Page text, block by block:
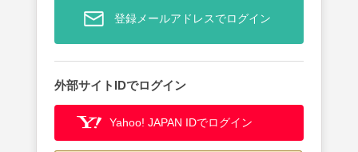
登録メールアドレスでログイン
外部サイトIDでログイン
Yahoo! JAPAN IDでログイン